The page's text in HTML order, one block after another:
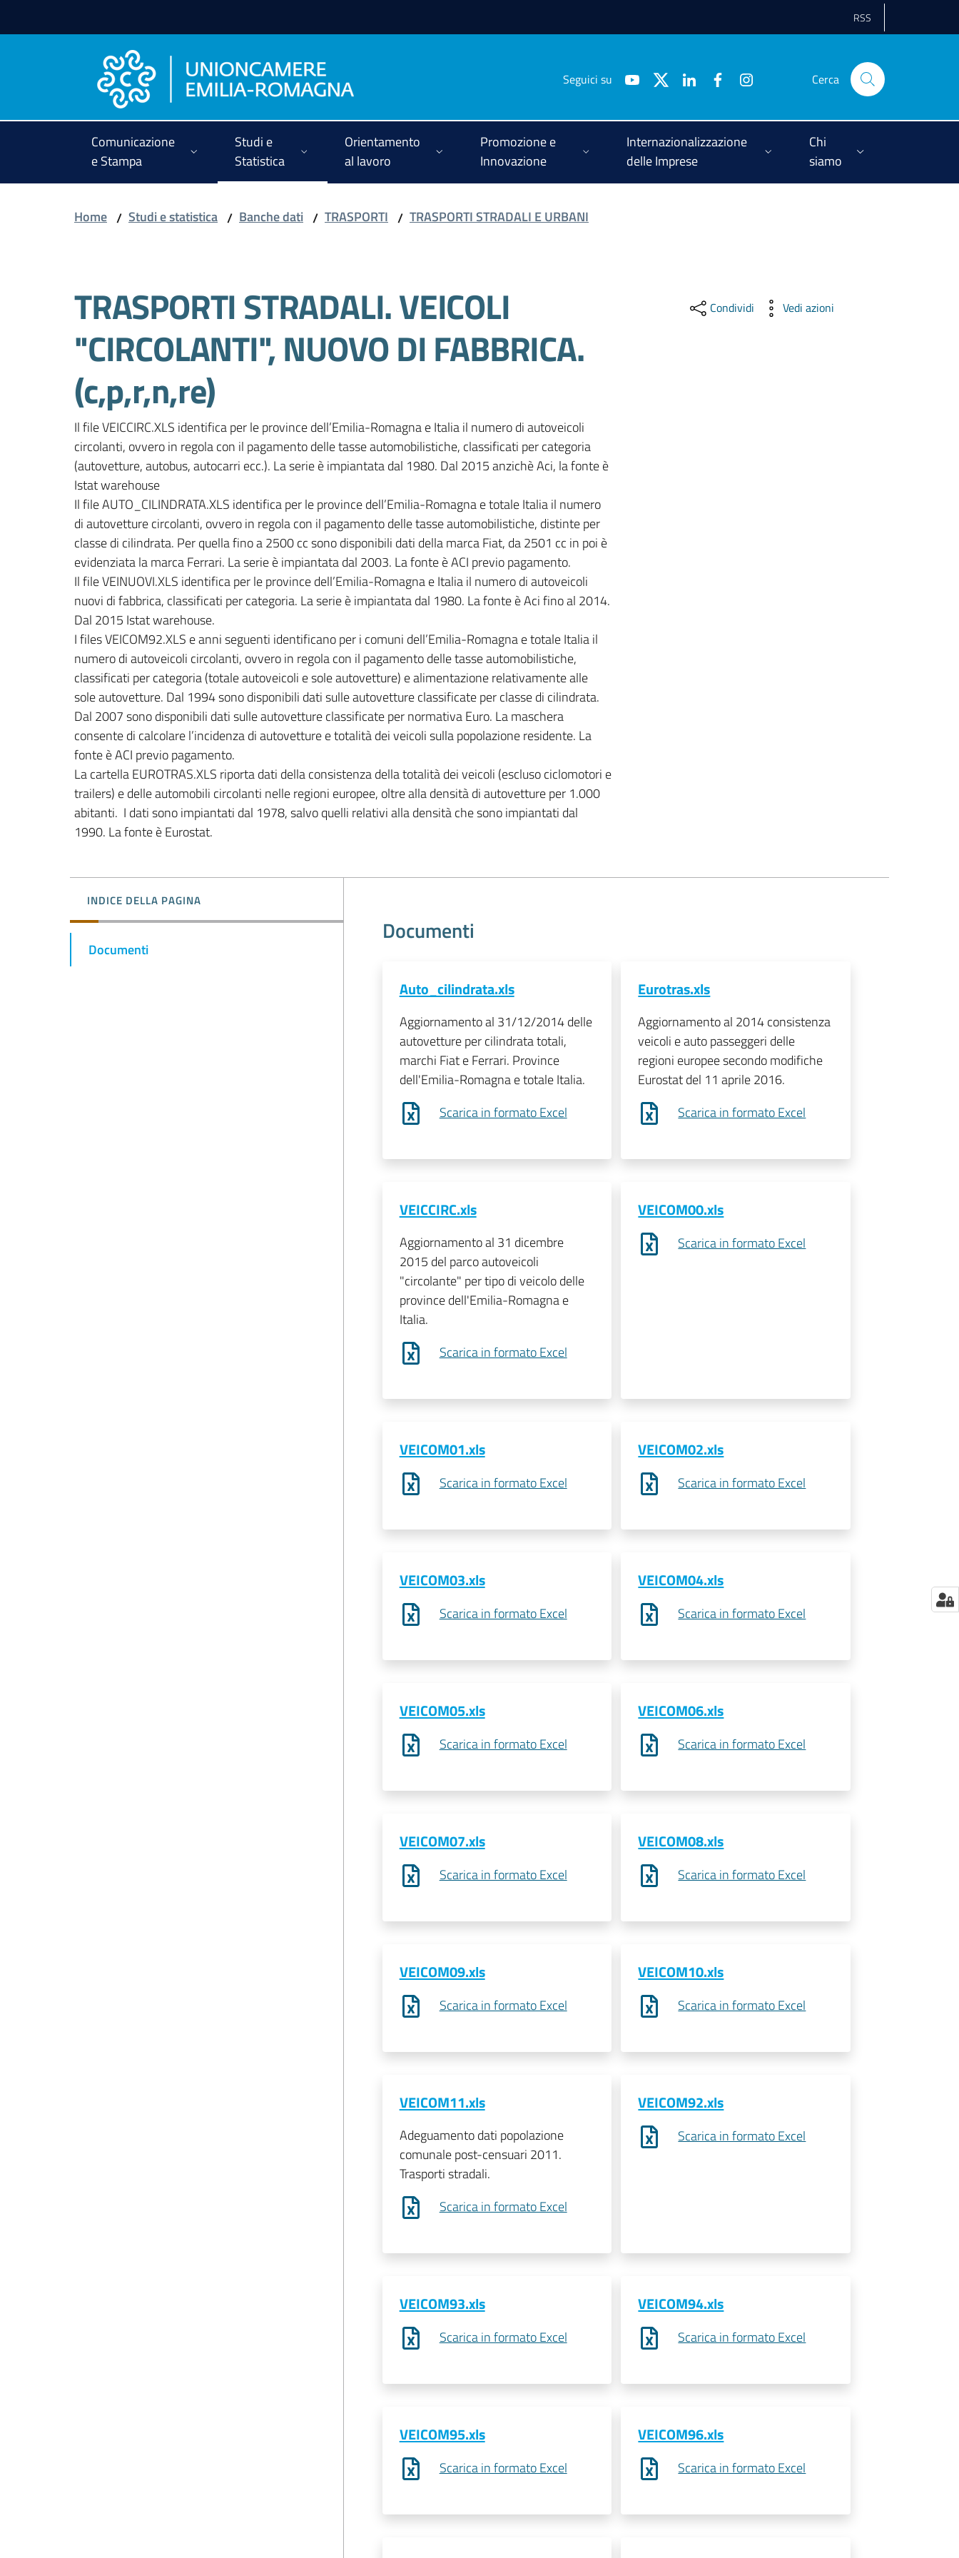
RSS
Seguici su Cerca
Comunicazione
e Stampa
Studi e
Statistica
Orientamento
al lavoro
Promozione e
Innovazione
Internazionalizzazione
delle Imprese
Chi
siamo
Home / Studi e statistica / Banche dati / TRASPORTI / TRASPORTI STRADALI E URBANI
TRASPORTI STRADALI. VEICOLI
"CIRCOLANTI", NUOVO DI FABBRICA.
(c,p,r,n,re)
Il file VEICCIRC.XLS identifica per le province dell’Emilia-Romagna e Italia il numero di autoveicoli
circolanti, ovvero in regola con il pagamento delle tasse automobilistiche, classificati per categoria
(autovetture, autobus, autocarri ecc.). La serie è impiantata dal 1980. Dal 2015 anzichè Aci, la fonte è
Istat warehouse
Il file AUTO_CILINDRATA.XLS identifica per le province dell’Emilia-Romagna e totale Italia il numero
di autovetture circolanti, ovvero in regola con il pagamento delle tasse automobilistiche, distinte per
classe di cilindrata. Per quella fino a 2500 cc sono disponibili dati della marca Fiat, da 2501 cc in poi è
evidenziata la marca Ferrari. La serie è impiantata dal 2003. La fonte è ACI previo pagamento.
Il file VEINUOVI.XLS identifica per le province dell’Emilia-Romagna e Italia il numero di autoveicoli
nuovi di fabbrica, classificati per categoria. La serie è impiantata dal 1980. La fonte è Aci fino al 2014.
Dal 2015 Istat warehouse.
I files VEICOM92.XLS e anni seguenti identificano per i comuni dell’Emilia-Romagna e totale Italia il
numero di autoveicoli circolanti, ovvero in regola con il pagamento delle tasse automobilistiche,
classificati per categoria (totale autoveicoli e sole autovetture) e alimentazione relativamente alle
sole autovetture. Dal 1994 sono disponibili dati sulle autovetture classificate per classe di cilindrata.
Dal 2007 sono disponibili dati sulle autovetture classificate per normativa Euro. La maschera
consente di calcolare l’incidenza di autovetture e totalità dei veicoli sulla popolazione residente. La
fonte è ACI previo pagamento.
La cartella EUROTRAS.XLS riporta dati della consistenza della totalità dei veicoli (escluso ciclomotori e
trailers) e delle automobili circolanti nelle regioni europee, oltre alla densità di autovetture per 1.000
abitanti.  I dati sono impiantati dal 1978, salvo quelli relativi alla densità che sono impiantati dal
Condividi Vedi azioni
INDICE DELLA PAGINA
Documenti
Documenti
Auto_cilindrata.xls
Aggiornamento al 31/12/2014 delle
autovetture per cilindrata totali,
marchi Fiat e Ferrari. Province
dell'Emilia-Romagna e totale Italia.
Scarica in formato Excel
Eurotras.xls
Aggiornamento al 2014 consistenza
veicoli e auto passeggeri delle
regioni europee secondo modifiche
Eurostat del 11 aprile 2016.
Scarica in formato Excel
VEICCIRC.xls
Aggiornamento al 31 dicembre
2015 del parco autoveicoli
"circolante" per tipo di veicolo delle
province dell'Emilia-Romagna e
Italia.
Scarica in formato Excel
VEICOM00.xls
Scarica in formato Excel
VEICOM01.xls
Scarica in formato Excel
VEICOM02.xls
Scarica in formato Excel
VEICOM03.xls
Scarica in formato Excel
VEICOM04.xls
Scarica in formato Excel
VEICOM05.xls
Scarica in formato Excel
VEICOM06.xls
Scarica in formato Excel
VEICOM07.xls
Scarica in formato Excel
VEICOM08.xls
Scarica in formato Excel
VEICOM09.xls
Scarica in formato Excel
VEICOM10.xls
Scarica in formato Excel
VEICOM11.xls
Adeguamento dati popolazione
comunale post-censuari 2011.
Trasporti stradali.
Scarica in formato Excel
VEICOM92.xls
Scarica in formato Excel
VEICOM93.xls
Scarica in formato Excel
VEICOM94.xls
Scarica in formato Excel
VEICOM95.xls
Scarica in formato Excel
VEICOM96.xls
Scarica in formato Excel